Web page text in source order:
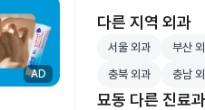
AD
다른 지역 외과
서울 외과 병원 검
서울 외과 부산
부산
충북 외과 병원 검
충북 외과 충남
충남
묘동 다른 진료과